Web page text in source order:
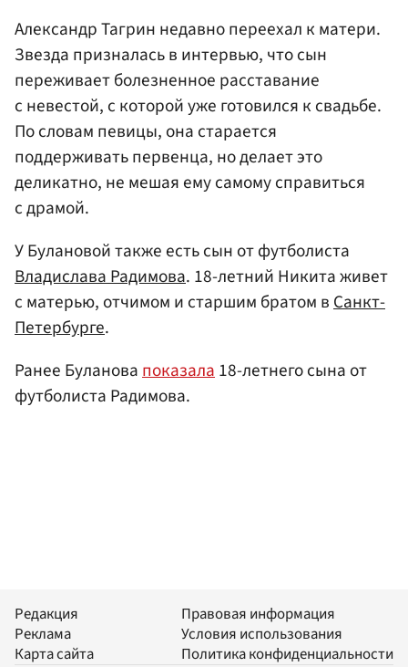
Александр Тагрин недавно переехал к матери.
Звезда призналась в интервью, что сын
переживает болезненное расставание
с невестой, с которой уже готовился к свадьбе.
По словам певицы, она старается
поддерживать первенца, но делает это
деликатно, не мешая ему самому справиться
с драмой.
У Булановой также есть сын от футболиста
Владислава Радимова. 18-летний Никита живет
с матерью, отчимом и старшим братом вСанкт-
Петербурге.
Ранее Булановапоказала18-летнего сына от
футболиста Радимова.
Редакция
Реклама
Карта сайта
Правовая информация
Условия использования
Политика конфиденциальности